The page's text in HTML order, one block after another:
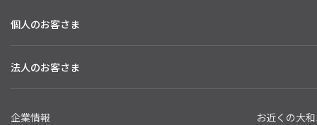
個人のお客さま
法人のお客さま
企業情報
お近くの大